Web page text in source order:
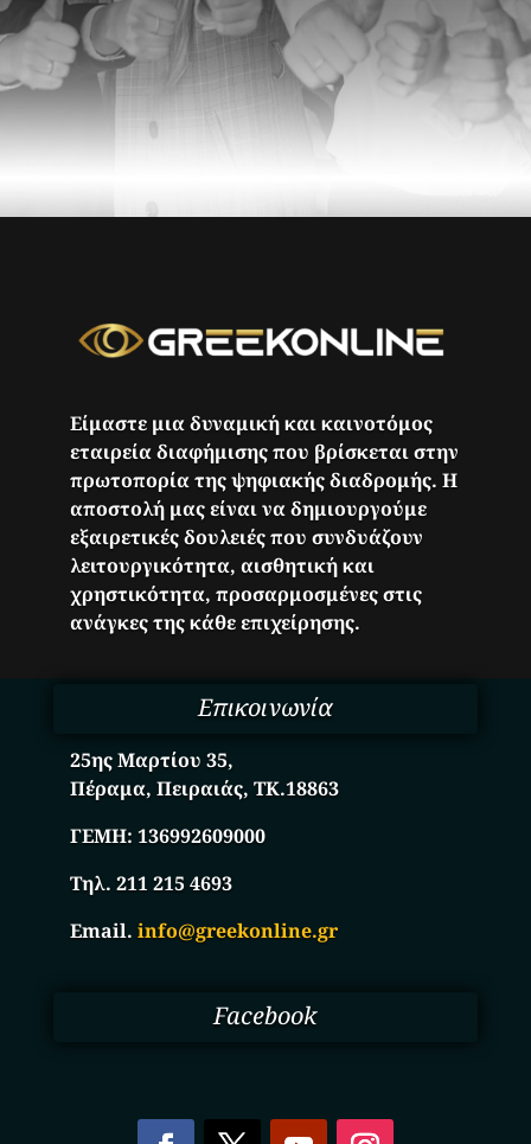
Είμαστε μια δυναμική και καινοτόμος
εταιρεία διαφήμισης που βρίσκεται στην
πρωτοπορία της ψηφιακής διαδρομής. Η
αποστολή μας είναι να δημιουργούμε
εξαιρετικές δουλειές που συνδυάζουν
λειτουργικότητα, αισθητική και
χρηστικότητα, προσαρμοσμένες στις
ανάγκες της κάθε επιχείρησης.
Επικοινωνία
25ης Μαρτίου 35,
Πέραμα, Πειραιάς, ΤΚ.18863
ΓΕΜΗ:136992609000
Τηλ. 211 215 4693
Email.info@greekonline.gr
Facebook